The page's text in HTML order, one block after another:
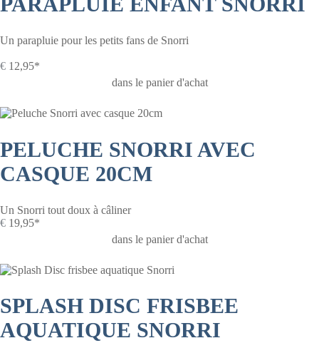
Un parapluie pour les petits fans de Snorri
€ 12,95*
dans le panier d'achat
PELUCHE SNORRI AVEC
CASQUE 20CM
Un Snorri tout doux à câliner
€ 19,95*
dans le panier d'achat
SPLASH DISC FRISBEE
AQUATIQUE SNORRI